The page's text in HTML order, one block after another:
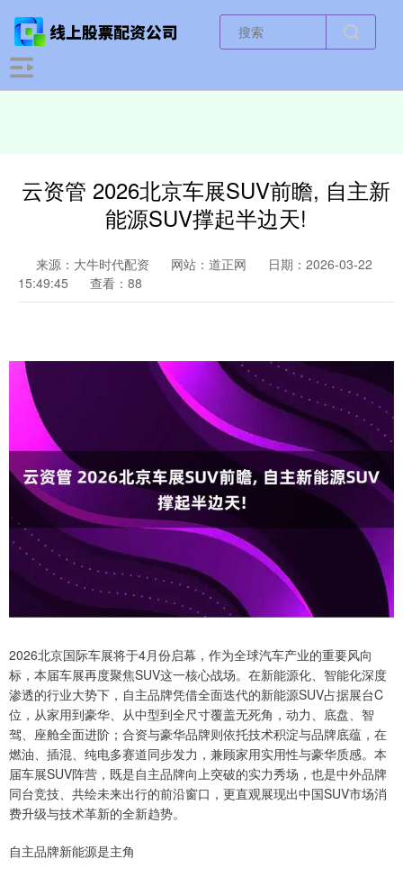
云资管 2026北京车展SUV前瞻, 自主新
能源SUV撑起半边天!
来源：大牛时代配资 网站：道正网
日期：2026-03-22
15:49:45
查看：88
2026北京国际车展将于4月份启幕，作为全球汽车产业的重要风向
标，本届车展再度聚焦SUV这一核心战场。在新能源化、智能化深度
渗透的行业大势下，自主品牌凭借全面迭代的新能源SUV占据展台C
位，从家用到豪华、从中型到全尺寸覆盖无死角，动力、底盘、智
驾、座舱全面进阶；合资与豪华品牌则依托技术积淀与品牌底蕴，在
燃油、插混、纯电多赛道同步发力，兼顾家用实用性与豪华质感。本
届车展SUV阵营，既是自主品牌向上突破的实力秀场，也是中外品牌
同台竞技、共绘未来出行的前沿窗口，更直观展现出中国SUV市场消
费升级与技术革新的全新趋势。
自主品牌新能源是主角